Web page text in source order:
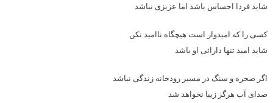
شاید فردا احساس باشد اما عزیزی نباشد
کسی را که امیدوار است هیچگاه ناامید نکن
شاید امید تنها دارائی او باشد
اگر صخره و سنگ در مسیر رودخانه زندگی نباشد
صدای آب هرگز زیبا نخواهد شد